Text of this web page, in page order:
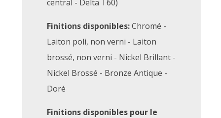
central - Delta T60)
Finitions disponibles:Chromé -
Laiton poli, non verni - Laiton
brossé, non verni - Nickel Brillant -
Nickel Brossé - Bronze Antique -
Doré
Finitions disponibles pour le